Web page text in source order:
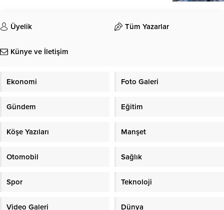
Üyelik Tüm Yazarlar
Künye ve İletişim
Ekonomi Foto Galeri
Gündem Eğitim
Köşe Yazıları Manşet
Otomobil Sağlık
Spor Teknoloji
Video Galeri Dünya